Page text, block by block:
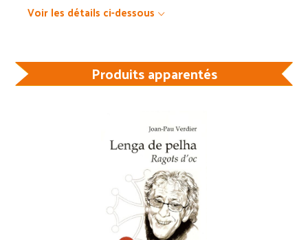
Voir les détails ci-dessous
Produits apparentés